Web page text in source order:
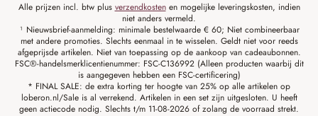
Alle prijzen incl. btw plus verzendkostenen mogelijke leveringskosten, indien
niet anders vermeld.
¹ Nieuwsbrief-aanmelding: minimale bestelwaarde € 60; Niet combineerbaar
met andere promoties. Slechts eenmaal in te wisselen. Geldt niet voor reeds
afgeprijsde artikelen. Niet van toepassing op de aankoop van cadeaubonnen.
FSC®-handelsmerklicentienummer: FSC-C136992 (Alleen producten waarbij dit
is aangegeven hebben een FSC-certificering)
* FINAL SALE: de extra korting ter hoogte van 25% op alle artikelen op
loberon.nl/Sale is al verrekend. Artikelen in een set zijn uitgesloten. U heeft
geen actiecode nodig. Slechts t/m 11-08-2026 of zolang de voorraad strekt.